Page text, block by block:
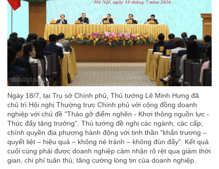
Ngày 18/7, tại Trụ sở Chính phủ, Thủ tướng Lê Minh Hưng đã
chủ trì Hội nghị Thường trực Chính phủ với cộng đồng doanh
nghiệp với chủ đề "Tháo gỡ điểm nghẽn - Khơi thông nguồn lực -
Thúc đẩy tăng trưởng". Thủ tướng đề nghị các ngành, các cấp,
chính quyền địa phương hành động với tinh thần "khẩn trương –
quyết liệt – hiệu quả – không né tránh – không đùn đẩy". Kết quả
cuối cùng phải được doanh nghiệp cảm nhận rõ rệt qua giảm thời
gian, chi phí tuân thủ, tăng cường lòng tin của doanh nghiệp.